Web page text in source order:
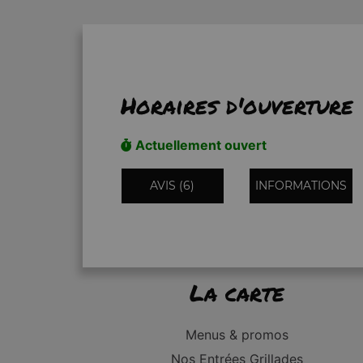
Horaires d'ouverture
Actuellement ouvert
AVIS (6) INFORMATIONS
La carte
Menus & promos
Nos Entrées Grillades